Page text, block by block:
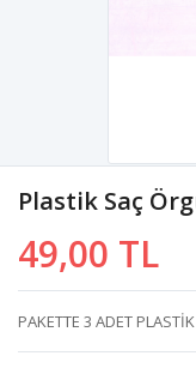
Plastik Saç
49,00 TL
PAKETTE 3 ADET